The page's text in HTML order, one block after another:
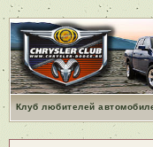
Клуб любителей